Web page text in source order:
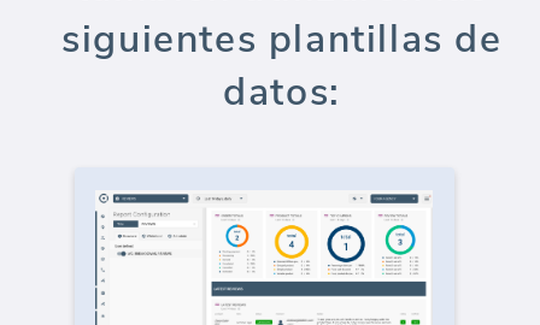
siguientes plantillas de
datos: